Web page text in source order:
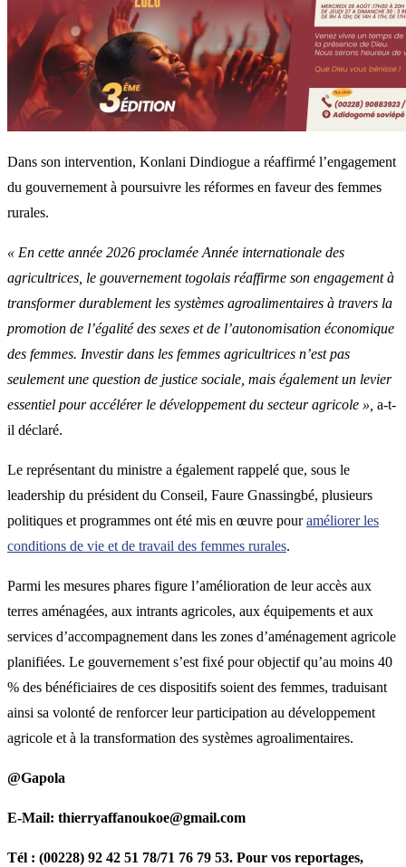
Dans son intervention, Konlani Dindiogue a réaffirmé l’engagement
du gouvernement à poursuivre les réformes en faveur des femmes
rurales.
« En cette année 2026 proclamée Année internationale des
agricultrices, le gouvernement togolais réaffirme son engagement à
transformer durablement les systèmes agroalimentaires à travers la
promotion de l’égalité des sexes et de l’autonomisation économique
des femmes. Investir dans les femmes agricultrices n’est pas
seulement une question de justice sociale, mais également un levier
essentiel pour accélérer le développement du secteur agricole », a-t-
il déclaré.
Le représentant du ministre a également rappelé que, sous le
leadership du président du Conseil, Faure Gnassingbé, plusieurs
politiques et programmes ont été mis en œuvre pouraméliorer les
conditions de vie et de travail des femmes rurales.
Parmi les mesures phares figure l’amélioration de leur accès aux
terres aménagées, aux intrants agricoles, aux équipements et aux
services d’accompagnement dans les zones d’aménagement agricole
planifiées. Le gouvernement s’est fixé pour objectif qu’au moins 40
% des bénéficiaires de ces dispositifs soient des femmes, traduisant
ainsi sa volonté de renforcer leur participation au développement
agricole et à la transformation des systèmes agroalimentaires.
@Gapola
E-Mail: thierryaffanoukoe@gmail.com
Tél : (00228) 92 42 51 78/71 76 79 53. Pour vos reportages,